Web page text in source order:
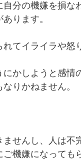
分の機嫌を損な
ります。
てイライラや怒
かしようと感
りかねません。
せんし、人は不
機嫌になっても